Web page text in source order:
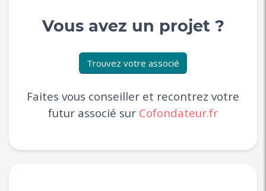
Vous avez un projet ?
Trouvez votre associé
Faites vous conseiller et recontrez votre
futur associé sur Cofondateur.fr